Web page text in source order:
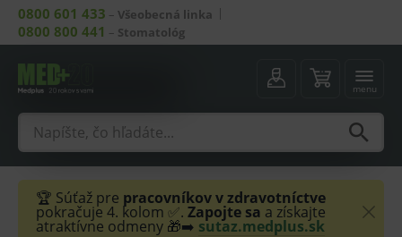
0800 601 433 – Všeobecná linka
0800 800 441 – Stomatológ
menu
🏆 Súťaž pre pracovníkov v zdravotníctve
pokračuje 4. kolom ✅. Zapojte sa a získajte
atraktívne odmeny 🎁➡️ sutaz.medplus.sk